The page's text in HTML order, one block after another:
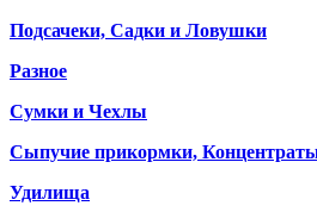
Подсачеки, Садки и Ловушки
Разное
Сумки и Чехлы
Сыпучие прикормки,
Удилища